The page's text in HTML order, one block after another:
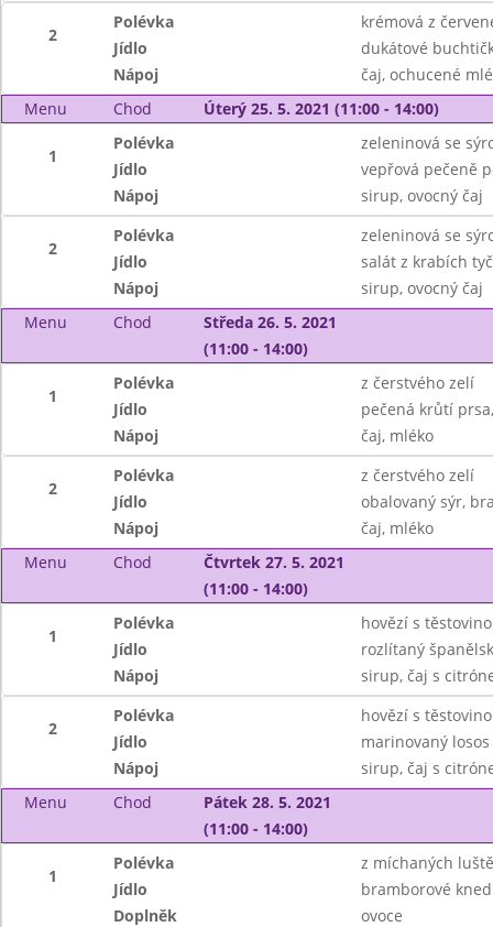
2
Polévka
krémová z
Jídlo
dukátové
Nápoj
čaj, ochucené
Menu
Chod Úterý 25. 5. 2021 (11:00 - 14:00)
1
Polévka
zeleninová se
Jídlo
vepřová pečeně
Nápoj
sirup, ovocný čaj
2
Polévka
zeleninová se
Jídlo
salát z krabích
Nápoj
sirup, ovocný čaj
Menu
Chod
Středa 26. 5. 2021
(11:00 - 14:00)
1
Polévka
z čerstvého zelí
Jídlo
pečená krůtí
Nápoj
čaj, mléko
2
Polévka
z čerstvého zelí
Jídlo
obalovaný sýr,
Nápoj
čaj, mléko
Menu
Chod
Čtvrtek 27. 5. 2021
(11:00 - 14:00)
1
Polévka
hovězí s
Jídlo
rozlítaný
Nápoj
sirup, čaj s
2
Polévka
hovězí s
Jídlo
marinovaný
Nápoj
sirup, čaj s
Menu
Chod
Pátek 28. 5. 2021
(11:00 - 14:00)
1
Polévka
z míchaných
Jídlo
bramborové
Doplněk
ovoce